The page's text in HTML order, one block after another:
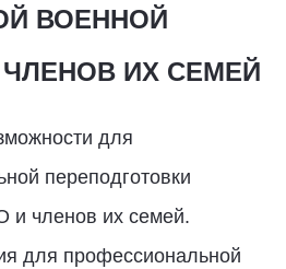
ВОЕННОЙ
ИХ СЕМЕЙ
для
переподготовки
и членов их семей.
для профессиональной